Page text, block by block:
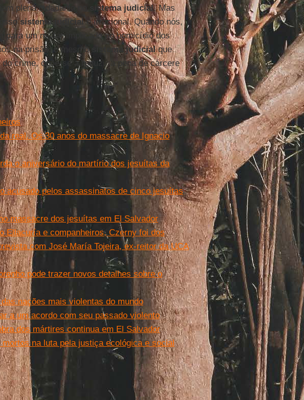
plena cidadania no
sistema judicial. Mas
sistema judicialé irracional. Quando nós,
para um militar implicado no homicídio dos
na prisão, o mesmo
sistema judicialque
crime, opõe-se a reduzir a pena de cárcere
real. Os 30 anos do massacre de Ignacio
o aniversário do martírio dos jesuítas da
acusado pelos assassinatos de cinco jesuítas
massacre dos jesuítas em El Salvador
Ellacuría e companheiros, Czerny foi dos
com José María Tojeira, ex-reitor da UCA
pode trazer novos detalhes sobre o
nações mais violentas do mundo
a um acordo com seu passado violento
dos mártires continua em El Salvador
na luta pela justiça ecológica e social